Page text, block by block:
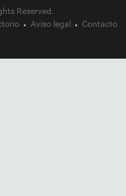
Reserved.
Aviso legal Contacto